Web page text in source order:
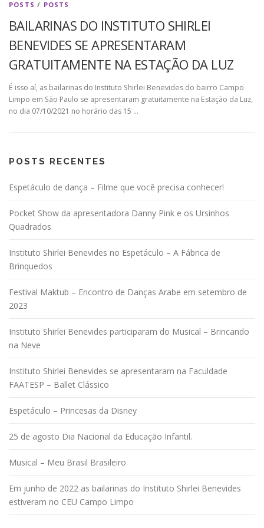
POSTS / POSTS
BAILARINAS DO INSTITUTO SHIRLEI
BENEVIDES SE APRESENTARAM
GRATUITAMENTE NA ESTAÇÃO DA LUZ
É isso aí, as bailarinas do Instituto Shirlei Benevides do bairro Campo
Limpo em São Paulo se apresentaram gratuitamente na Estação da Luz,
no dia 07/10/2021 no horário das 15 …
POSTS RECENTES
Espetáculo de dança – Filme que você precisa conhecer!
Pocket Show da apresentadora Danny Pink e os Ursinhos
Quadrados
Instituto Shirlei Benevides no Espetáculo – A Fábrica de
Brinquedos
Festival Maktub – Encontro de Danças Arabe em setembro de
2023
Instituto Shirlei Benevides participaram do Musical – Brincando
na Neve
Instituto Shirlei Benevides se apresentaram na Faculdade
FAATESP – Ballet Clássico
Espetáculo – Princesas da Disney
25 de agosto Dia Nacional da Educação Infantil.
Musical – Meu Brasil Brasileiro
Em junho de 2022 as bailarinas do Instituto Shirlei Benevides
estiveram no CEU Campo Limpo